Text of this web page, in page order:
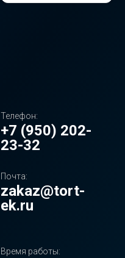
Телефон:
+7 (950) 202-
23-32
Почта:
zakaz@tort-
ek.ru
Время работы: